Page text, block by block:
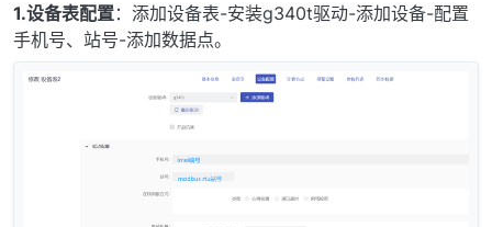
1.设备表配置：添加设备表-安装g340t驱动-添加设备-配置
手机号、站号-添加数据点。